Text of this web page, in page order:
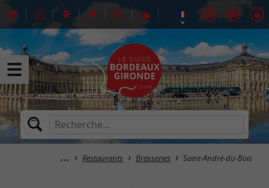
Restaurants Brasseries Saint-André-du-Bois